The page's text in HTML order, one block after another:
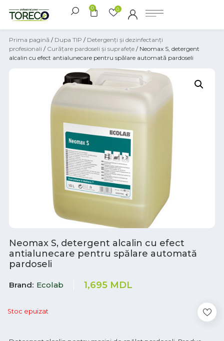
0 0
Prima pagină / Dupa TIP / Detergenți și dezinfectanți
profesionali / Curățare pardoseli și suprafețe / Neomax S, detergent
alcalin cu efect antialunecare pentru spălare automată pardoseli
Neomax S, detergent alcalin cu efect
antialunecare pentru spălare automată
pardoseli
Brand Ecolab 1,695 MDL
Stoc epuizat